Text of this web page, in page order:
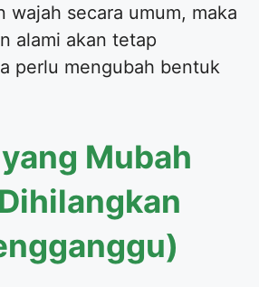
wajah secara umum, maka
alami akan tetap
perlu mengubah bentuk
Mubah